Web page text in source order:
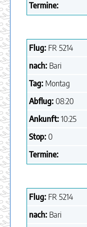
Termine:
Flug: FR 5214
nach: Bari
Tag: Montag
Abflug: 08:20
Ankunft: 10:25
Stop: 0
Termine:
Flug: FR 5214
nach: Bari